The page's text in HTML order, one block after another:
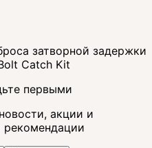
затворной задержки
Catch Kit
первыми
акции и